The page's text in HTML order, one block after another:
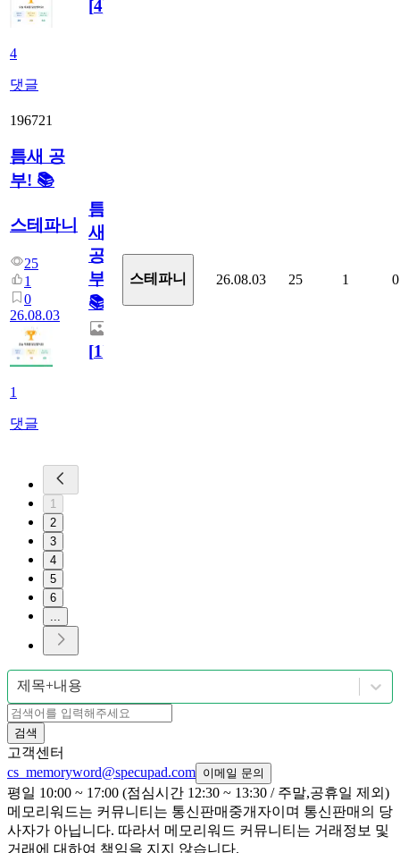
4
댓글
[4]
196721
틈새 공
부! 📚
스테파니
25
1
0
26.08.03
1
댓글
틈
새
공
부!
📚
[1]
스테파니 26.08.03 25 1 0
1
2
3
4
5
6
제목+내용
검색
고객센터
cs_memoryword@specupad.com 이메일 문의
평일 10:00 ~ 17:00 (점심시간 12:30 ~ 13:30 / 주말,공휴일 제외)
메모리워드는 커뮤니티는 통신판매중개자이며 통신판매의 당
사자가 아닙니다. 따라서 메모리워드 커뮤니티는 거래정보 및
거래에 대하여 책임을 지지 않습니다.